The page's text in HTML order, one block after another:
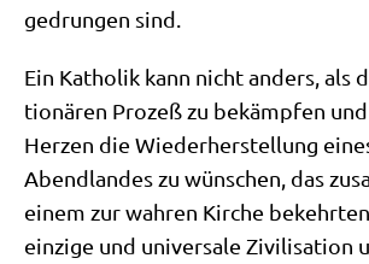
ge­drun­gen sind.
Ein Katho­lik kann nicht anders, als
tio­nä­ren Pro­zeß zu bekämp­fen
Her­zen die Wie­der­her­stel­lung
Abend­lan­des zu wün­schen, das
einem zur wah­ren Kir­che
ein­zi­ge und uni­ver­sa­le Zivi­li­sa­ti­on